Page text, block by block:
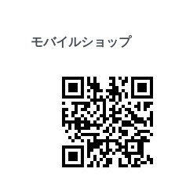
モバイルショップ